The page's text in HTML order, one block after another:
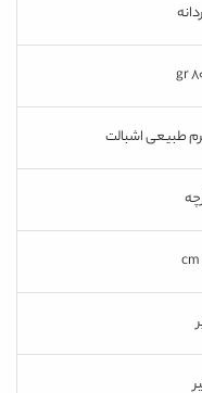
طبیعی اشبالت